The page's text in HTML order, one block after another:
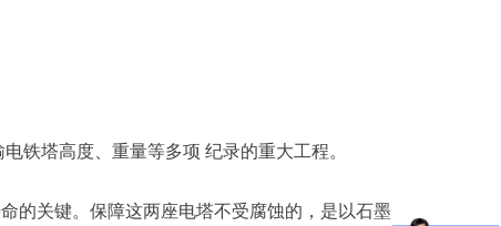
铁塔高度、重量等多项 纪录的重大工程。
的关键。保障这两座电塔不受腐蚀的，是以石墨